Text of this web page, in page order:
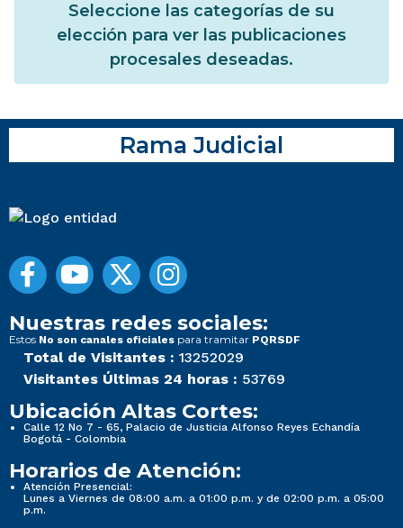
Seleccione las categorías de su
elección para ver las publicaciones
procesales deseadas.
Rama Judicial
Nuestras redes sociales:
Estos No son canales oficiales para tramitar PQRSDF
Total de Visitantes : 13252029
Visitantes Últimas 24 horas : 53769
Ubicación Altas Cortes:
Calle 12 No 7 - 65, Palacio de Justicia Alfonso Reyes Echandía
Bogotá - Colombia
Horarios de Atención:
Atención Presencial:
Lunes a Viernes de 08:00 a.m. a 01:00 p.m. y de 02:00 p.m. a 05:00
p.m.